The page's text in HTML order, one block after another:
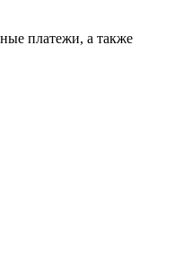
платежи, а также